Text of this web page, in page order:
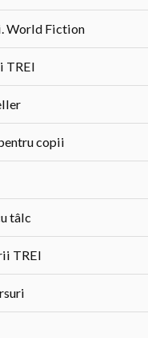
World Fiction
TREI
copii
tâlc
TREI